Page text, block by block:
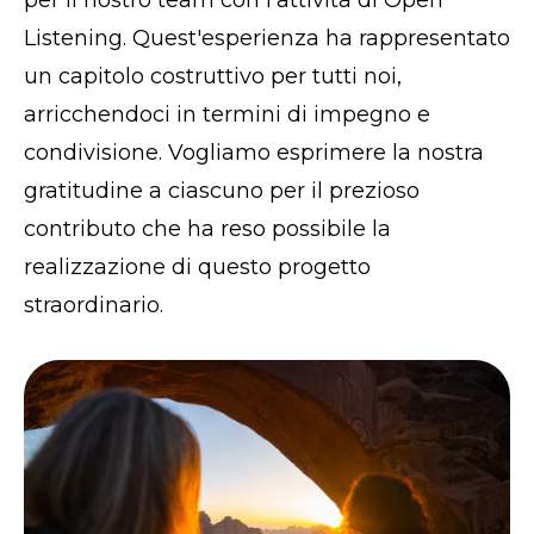
Listening. Quest'esperienza ha rappresentato
un capitolo costruttivo per tutti noi,
arricchendoci in termini di impegno e
condivisione. Vogliamo esprimere la nostra
gratitudine a ciascuno per il prezioso
contributo che ha reso possibile la
realizzazione di questo progetto
straordinario.